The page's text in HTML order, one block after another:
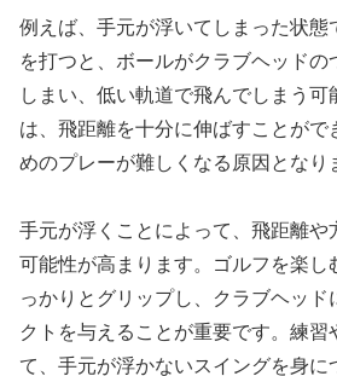
例えば、手元が浮いてしまった状態
を打つと、ボールがクラブヘッドの
しまい、低い軌道で飛んでしまう
は、飛距離を十分に伸ばすことがで
めのプレーが難しくなる原因となり
手元が浮くことによって、飛距離や
可能性が高まります。ゴルフを楽し
っかりとグリップし、クラブヘッ
クトを与えることが重要です。練習
て、手元が浮かないスイングを身に